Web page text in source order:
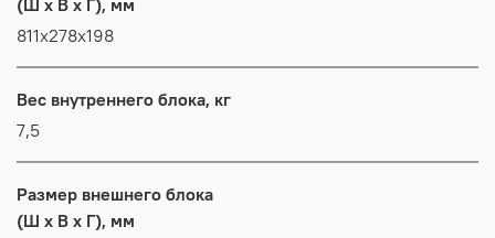
811x278x198
Вес внутреннего блока, кг
7,5
Размер внешнего блока
(Ш x В x Г), мм